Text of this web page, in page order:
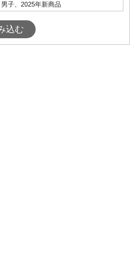
男子、2025年新商品
込む